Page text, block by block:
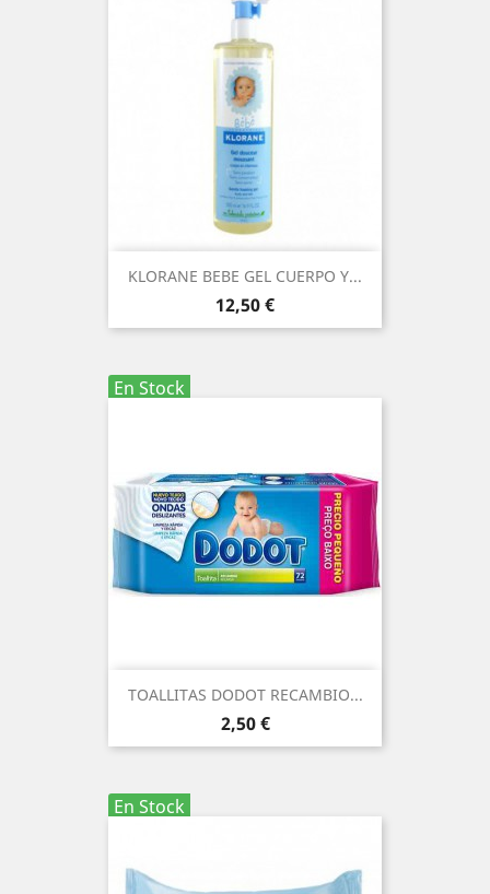
KLORANE BEBE GEL CUERPO Y...
Precio
12,50 €
En Stock
TOALLITAS DODOT RECAMBIO...
Precio
2,50 €
En Stock